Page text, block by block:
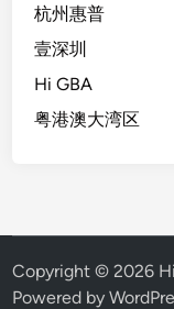
杭州惠普
壹深圳
Hi GBA
粤港澳大湾区
Copyright © 2026
Powered by